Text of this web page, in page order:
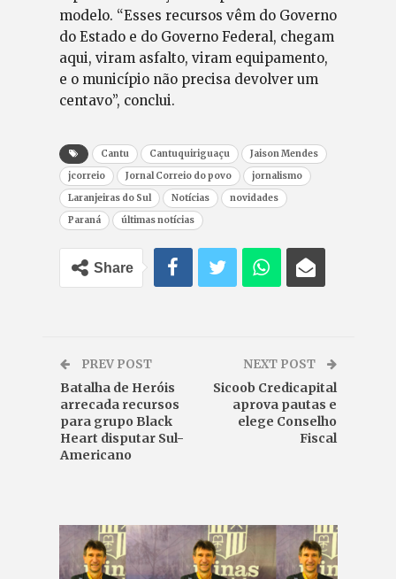
modelo. “Esses recursos vêm do Governo
do Estado e do Governo Federal, chegam
aqui, viram asfalto, viram equipamento,
e o município não precisa devolver um
centavo”, conclui.
Cantu Cantuquiriguaçu
Jaison Mendes
jcorreio
Jornal Correio do povo
jornalismo
Laranjeiras do Sul
Notícias
novidades
Paraná
últimas notícias
Share
PREV POST
Batalha de Heróis
arrecada recursos
para grupo Black
Heart disputar Sul-
Americano
NEXT POST
Sicoob Credicapital
aprova pautas e
elege Conselho
Fiscal